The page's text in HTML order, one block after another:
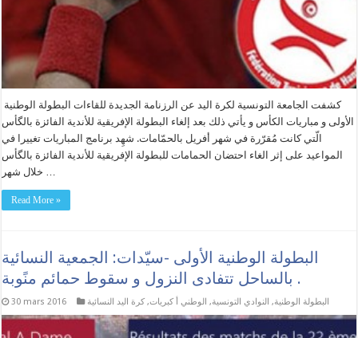
الأولى و مباريات الكأس و يأتي ذلك بعد إلغاء البطولة الإفريقية للأندية الفائزة بالگأس
الّتي كانت مُقرّرة في شهر أفريل بالحمّامات. شهِد برنامج المباريات تغييرا في
المواعيد على إثر الغاء احتضان الحمامات للبطولة الإفريقية للأندية الفائزة بالگأس
خلال شهر …
Read More »
البطولة الوطنية الأولى -سيّدات: الجمعية النسائية
بالساحل تتفادى النزول و سقوط حمائم منًوبة .
30 mars 2016 البطولة الوطنية, النوادي التونسية, الوطني أ كبريات, كرة اليد النسائية